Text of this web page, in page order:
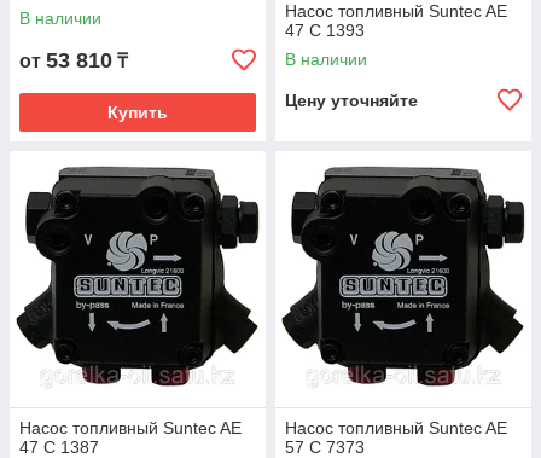
В наличии
от 53 810 ₸
Купить
Насос топливный Suntec AE
47 C 1393
В наличии
Цену уточняйте
Насос топливный Suntec AE
47 C 1387
Насос топливный Suntec AE
57 C 7373